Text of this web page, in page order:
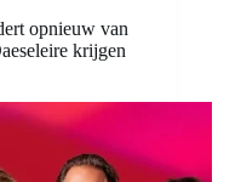
opnieuw van
krijgen